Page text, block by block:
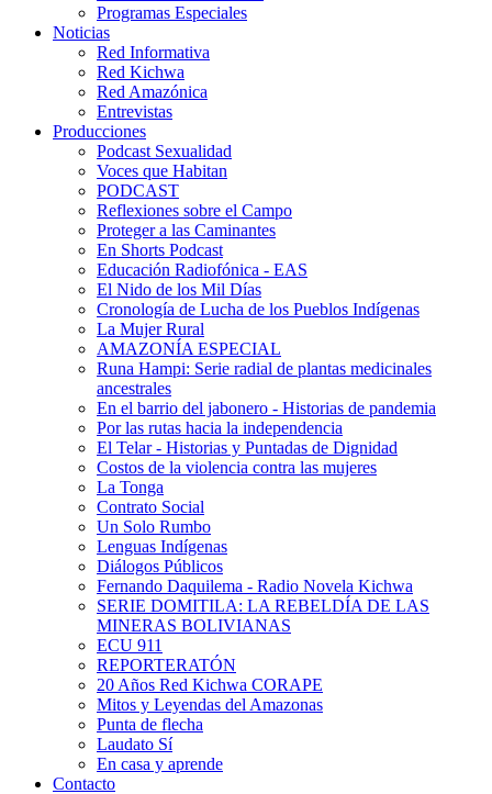
Programas Especiales
Noticias
Red Informativa
Red Kichwa
Red Amazónica
Entrevistas
Producciones
Podcast Sexualidad
Voces que Habitan
PODCAST
Reflexiones sobre el Campo
Proteger a las Caminantes
En Shorts Podcast
Educación Radiofónica - EAS
El Nido de los Mil Días
Cronología de Lucha de los Pueblos Indígenas
La Mujer Rural
AMAZONÍA ESPECIAL
Runa Hampi: Serie radial de plantas medicinales
ancestrales
En el barrio del jabonero - Historias de pandemia
Por las rutas hacia la independencia
El Telar - Historias y Puntadas de Dignidad
Costos de la violencia contra las mujeres
La Tonga
Contrato Social
Un Solo Rumbo
Lenguas Indígenas
Diálogos Públicos
Fernando Daquilema - Radio Novela Kichwa
SERIE DOMITILA: LA REBELDÍA DE LAS
MINERAS BOLIVIANAS
ECU 911
REPORTERATÓN
20 Años Red Kichwa CORAPE
Mitos y Leyendas del Amazonas
Punta de flecha
Laudato Sí
En casa y aprende
Contacto